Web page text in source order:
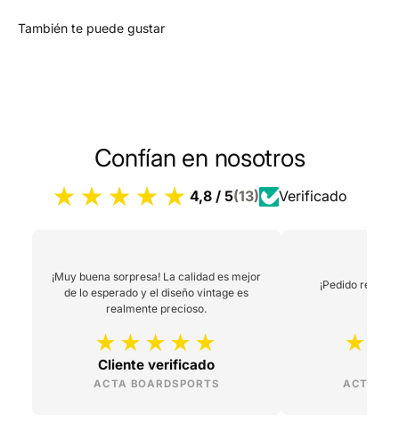
También te puede gustar
Confían en nosotros
4,8 / 5(13) Verificado
¡Muy buena sorpresa! La calidad es mejor
de lo esperado y el diseño vintage es
realmente precioso.
Cliente verificado
ACTA BOARDSPORTS
¡Pedido
ACTA